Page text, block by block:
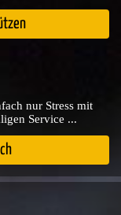
nur Stress mit
Service ...